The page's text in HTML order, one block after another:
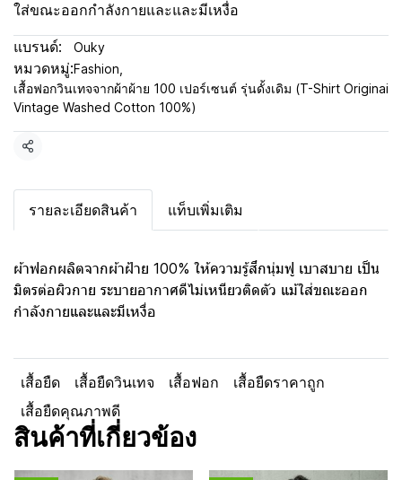
ใส่ขณะออกกำลังกายและและมีเหงื่อ
แบรนด์: Ouky
หมวดหมู่:Fashion
เสื้อฟอกวินเทจจากผ้าผ้าย 100 เปอร์เซนต์ รุ่นดั้งเดิม (T-Shirt Originai
Vintage Washed Cotton 100%)
แชร์
รายละเอียดสินค้า แท็บเพิ่มเติม
ผ้าฟอกผลิตจากผ้าฝ้าย 100% ให้ความรู้สึกนุ่มฟู เบาสบาย เป็น
มิตรต่อผิวกาย ระบายอากาศดีไม่เหนียวติดตัว แม้ใส่ขณะออก
กำลังกายและและมีเหงื่อ
เสื้อยืด เสื้อยืดวินเทจ เสื้อฟอก
เสื้อยืดราคาถูก
เสื้อยืดคุณภาพดี
สินค้าที่เกี่ยวข้อง